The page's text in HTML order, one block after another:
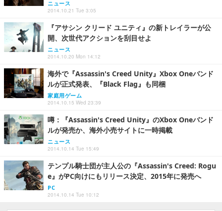
ニュース
2014.10.21 Tue 3:05
『アサシン クリード ユニティ』の新トレイラーが公
開、次世代アクションを刮目せよ
ニュース
2014.10.20 Mon 14:12
海外で『Assassin's Creed Unity』Xbox Oneバンド
ルが正式発表、『Black Flag』も同梱
家庭用ゲーム
2014.10.15 Wed 23:39
噂：『Assassin's Creed Unity』のXbox Oneバンド
ルが発売か、海外小売サイトに一時掲載
ニュース
2014.10.14 Tue 15:49
テンプル騎士団が主人公の『Assassin's Creed: Rogu
e』がPC向けにもリリース決定、2015年に発売へ
PC
2014.10.14 Tue 10:12